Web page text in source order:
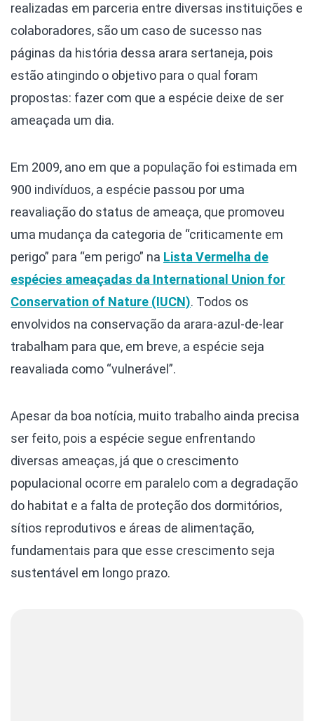
realizadas em parceria entre diversas instituições e
colaboradores, são um caso de sucesso nas
páginas da história dessa arara sertaneja, pois
estão atingindo o objetivo para o qual foram
propostas: fazer com que a espécie deixe de ser
ameaçada um dia.
Em 2009, ano em que a população foi estimada em
900 indivíduos, a espécie passou por uma
reavaliação do status de ameaça, que promoveu
uma mudança da categoria de “criticamente em
perigo” para “em perigo” na Lista Vermelha de
espécies ameaçadas da International Union for
Conservation of Nature (IUCN). Todos os
envolvidos na conservação da arara-azul-de-lear
trabalham para que, em breve, a espécie seja
reavaliada como “vulnerável”.
Apesar da boa notícia, muito trabalho ainda precisa
ser feito, pois a espécie segue enfrentando
diversas ameaças, já que o crescimento
populacional ocorre em paralelo com a degradação
do habitat e a falta de proteção dos dormitórios,
sítios reprodutivos e áreas de alimentação,
fundamentais para que esse crescimento seja
sustentável em longo prazo.